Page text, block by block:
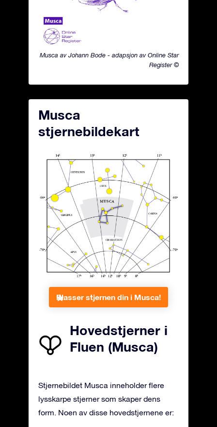
Musca av Johann Bode - adapsjon av Online Star
Register ©
Musca
stjernebildekart
Plasser stjernen din i Musca!
Hovedstjerner i
Fluen (Musca)
Stjernebildet Musca inneholder flere
lysskarpe stjerner som skaper dens
form. Noen av disse hovedstjernene er: